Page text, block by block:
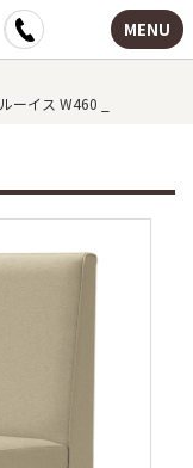
MENU
イス W460 _